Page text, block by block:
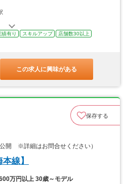
有り スキルアップ
店舗数30以上
この求人に興味がある
保存する
開 ※詳細はお問合せください）
線】
万円以上 30歳～モデル